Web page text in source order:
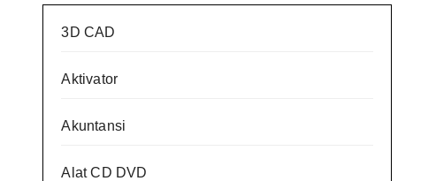
3D CAD
Aktivator
Akuntansi
Alat CD DVD